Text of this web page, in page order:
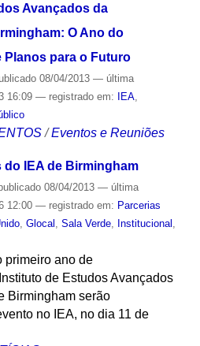
Avançados da
O Ano do
Planos para o Futuro
08/04/2013 — última
16:09 — registrado em: IEA,
/Eventos e Reuniões
do IEA de Birmingham
08/04/2013 — última
12:00 — registrado em: Parcerias
, Glocal , Sala Verde, Institucional ,
primeiro ano de
de Estudos Avançados
Birmingham serão
no IEA, no dia 11 de